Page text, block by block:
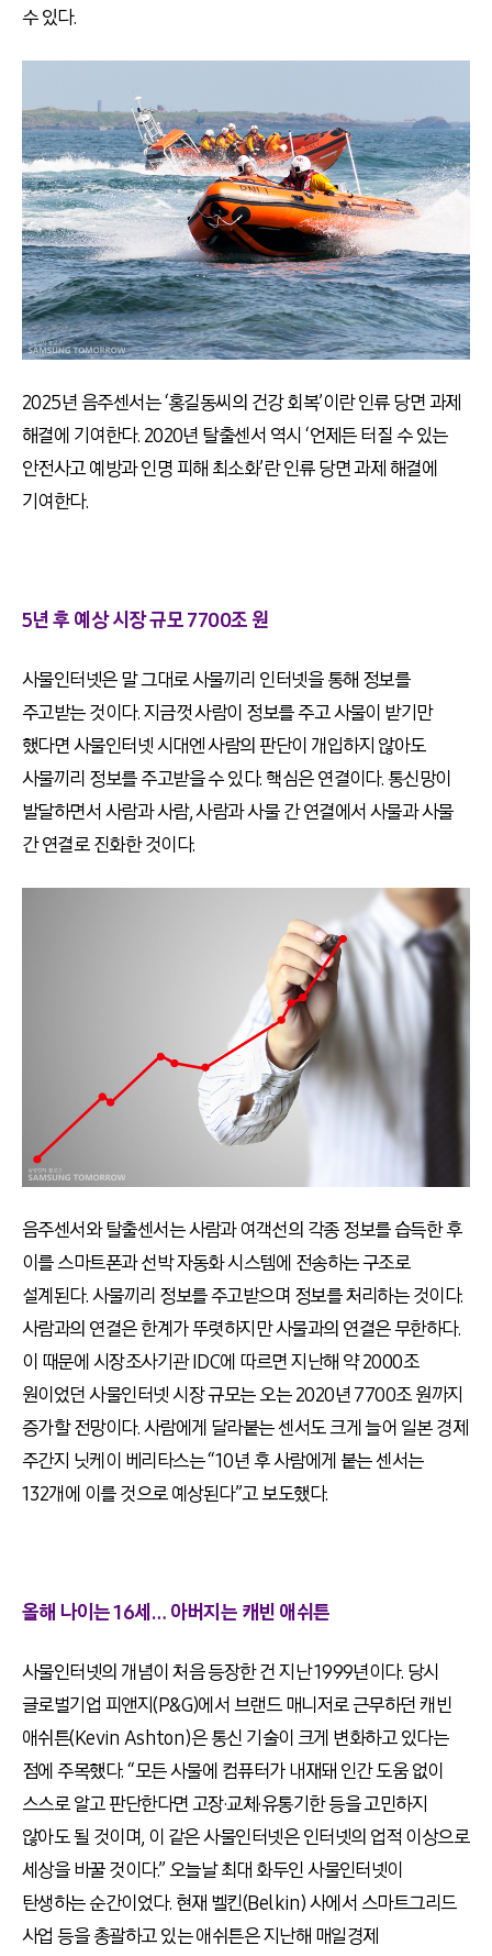
수 있다.
2025년 음주센서는 ‘홍길동씨의 건강 회복’이란 인류 당면 과제
해결에 기여한다. 2020년 탈출센서 역시 ‘언제든 터질 수 있는
안전사고 예방과 인명 피해 최소화’란 인류 당면 과제 해결에
기여한다.
5년 후 예상 시장 규모 7700조 원
사물인터넷은 말 그대로 사물끼리 인터넷을 통해 정보를
주고받는 것이다. 지금껏 사람이 정보를 주고 사물이 받기만
했다면 사물인터넷 시대엔 사람의 판단이 개입하지 않아도
사물끼리 정보를 주고받을 수 있다. 핵심은 연결이다. 통신망이
발달하면서 사람과 사람, 사람과 사물 간 연결에서 사물과 사물
간 연결로 진화한 것이다.
음주센서와 탈출센서는 사람과 여객선의 각종 정보를 습득한 후
이를 스마트폰과 선박 자동화 시스템에 전송하는 구조로
설계된다. 사물끼리 정보를 주고받으며 정보를 처리하는 것이다.
사람과의 연결은 한계가 뚜렷하지만 사물과의 연결은 무한하다.
이 때문에 시장조사기관 IDC에 따르면 지난해 약 2000조
원이었던 사물인터넷 시장 규모는 오는 2020년 7700조 원까지
증가할 전망이다. 사람에게 달라붙는 센서도 크게 늘어 일본 경제
주간지 닛케이 베리타스는 “10년 후 사람에게 붙는 센서는
132개에 이를 것으로 예상된다”고 보도했다.
올해 나이는 16세… 아버지는 캐빈 애쉬튼
사물인터넷의 개념이 처음 등장한 건 지난 1999년이다. 당시
글로벌기업 피앤지(P&G)에서 브랜드 매니저로 근무하던 캐빈
애쉬튼(Kevin Ashton)은 통신 기술이 크게 변화하고 있다는
점에 주목했다. “모든 사물에 컴퓨터가 내재돼 인간 도움 없이
스스로 알고 판단한다면 고장·교체·유통기한 등을 고민하지
않아도 될 것이며, 이 같은 사물인터넷은 인터넷의 업적 이상으로
세상을 바꿀 것이다.” 오늘날 최대 화두인 사물인터넷이
탄생하는 순간이었다. 현재 벨킨(Belkin) 사에서 스마트그리드
사업 등을 총괄하고 있는 애쉬튼은 지난해 매일경제